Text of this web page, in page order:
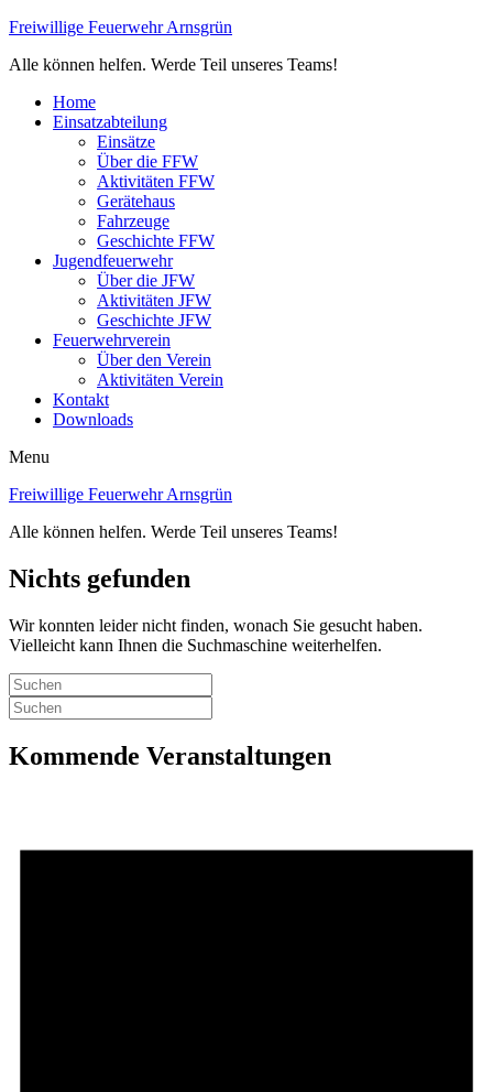
Freiwillige Feuerwehr Arnsgrün
Alle können helfen. Werde Teil unseres Teams!
Home
Einsatzabteilung
Einsätze
Über die FFW
Aktivitäten FFW
Gerätehaus
Fahrzeuge
Geschichte FFW
Jugendfeuerwehr
Über die JFW
Aktivitäten JFW
Geschichte JFW
Feuerwehrverein
Über den Verein
Aktivitäten Verein
Kontakt
Downloads
Menu
Freiwillige Feuerwehr Arnsgrün
Alle können helfen. Werde Teil unseres Teams!
Nichts gefunden
Wir konnten leider nicht finden, wonach Sie gesucht haben.
Vielleicht kann Ihnen die Suchmaschine weiterhelfen.
Kommende Veranstaltungen